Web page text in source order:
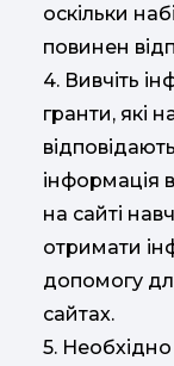
оскільки
повинен
4. Вивчіть
гранти, які
інформація
на сайті
отримати
допомогу
сайтах.
5. Необхідно